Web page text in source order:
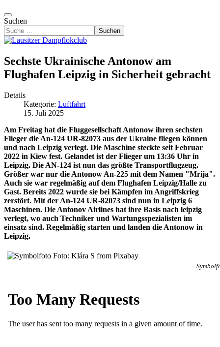
Suchen
Suchen
Sechste Ukrainische Antonow am
Flughafen Leipzig in Sicherheit gebracht
Details
Kategorie: Luftfahrt
15. Juli 2025
Am Freitag hat die Fluggesellschaft Antonow ihren sechsten
Flieger die An-124 UR-82073 aus der Ukraine fliegen können
und nach Leipzig verlegt. Die Maschine steckte seit Februar
2022 in Kiew fest. Gelandet ist der Flieger um 13:36 Uhr in
Leipzig. Die AN-124 ist nun das größte Transportflugzeug.
Größer war nur die Antonow An-225 mit dem Namen "Mrija".
Auch sie war regelmäßig auf dem Flughafen Leipzig/Halle zu
Gast. Bereits 2022 wurde sie bei Kämpfen im Angriffskrieg
zerstört. Mit der An-124 UR-82073 sind nun in Leipzig 6
Maschinen. Die Antonov Airlines hat ihre Basis nach leipzig
verlegt, wo auch Techniker und Wartungsspezialisten im
einsatz sind. Regelmäßig starten und landen die Antonow in
Leipzig.